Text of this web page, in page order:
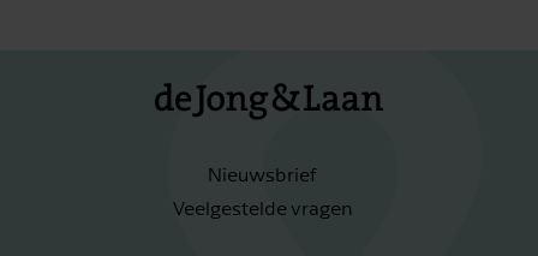
Nieuwsbrief
Veelgestelde vragen